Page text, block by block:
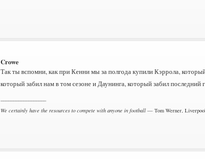
Crowe
Так ты вспомни, как при Кенни мы за полгода купили Кэррола,
который забил нам в том сезоне и Даунинга, который забил последний
We certainly have the resources to compete with anyone in football — Tom Werner,